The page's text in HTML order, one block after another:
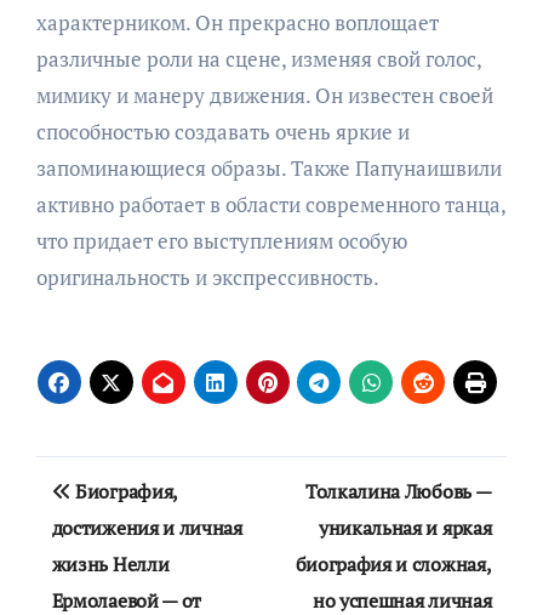
характерником. Он прекрасно воплощает
различные роли на сцене, изменяя свой голос,
мимику и манеру движения. Он известен своей
способностью создавать очень яркие и
запоминающиеся образы. Также Папунаишвили
активно работает в области современного танца,
что придает его выступлениям особую
оригинальность и экспрессивность.
Навигация
по
записям
Биография,
достижения и личная
жизнь Нелли
Ермолаевой — от
Толкалина Любовь —
уникальная и яркая
биография и сложная,
но успешная личная